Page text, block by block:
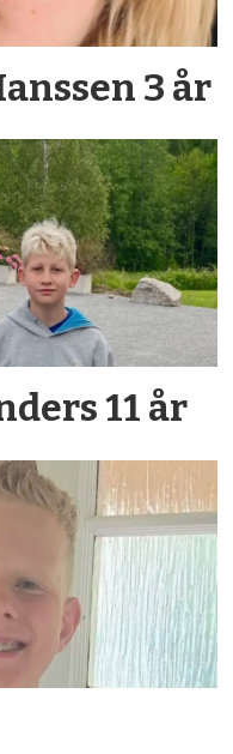
3 år
11 år